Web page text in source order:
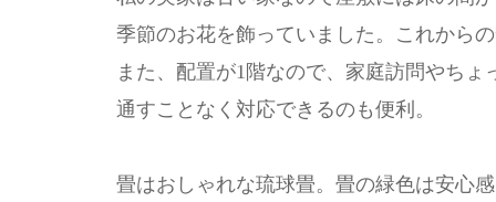
季節のお花を飾っていました。これから
また、配置が1階なので、家庭訪問やち
通すことなく対応できるのも便利。
畳はおしゃれな琉球畳。畳の緑色は安心